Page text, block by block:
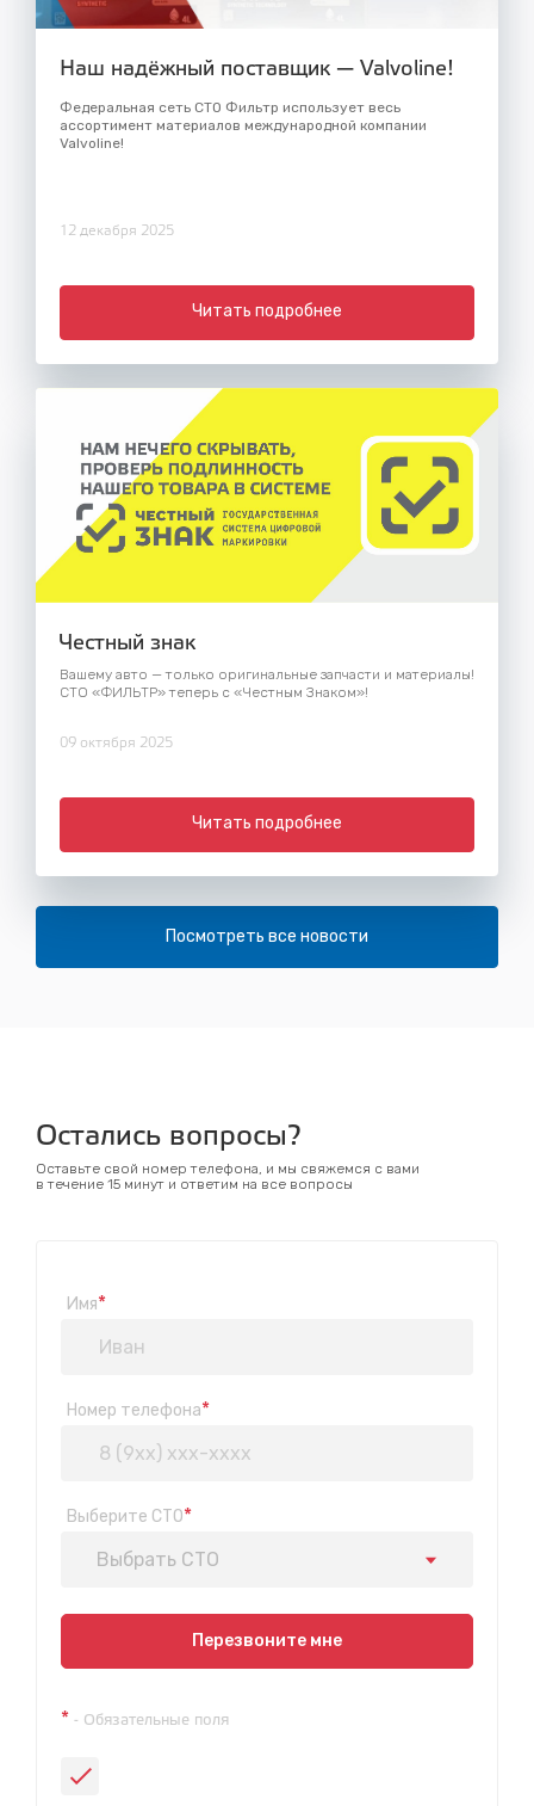
Наш надёжный поставщик — Valvoline!
Федеральная сеть СТО Фильтр использует весь
ассортимент материалов международной компании
Valvoline!
12 декабря 2025
Читать подробнее
Честный знак
Вашему авто — только оригинальные запчасти и материалы!
СТО «ФИЛЬТР» теперь с «Честным Знаком»!
09 октября 2025
Читать подробнее
Посмотреть все новости
Остались вопросы?
Оставьте свой номер телефона, и мы свяжемся с вами
в течение 15 минут и ответим на все вопросы
Имя*
Номер телефона*
Выберите СТО*
Выбрать СТО
Показать на карте
ул. Пригородная 1/1 (при выезде из города в сторону
Перезвоните мне
* - Обязательные поля